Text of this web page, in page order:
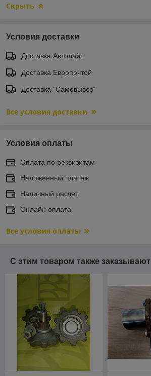
Скрыть
Условия доставки
Доставка Автолайт
Доставка Европочтой
Доставка "Самовывоз"
Все условия доставки
Условия оплаты
Оплата по реквизитам
Наложенный платеж
Наличный расчет
Онлайн оплата
Все условия оплаты
С этим товаром также заказывают